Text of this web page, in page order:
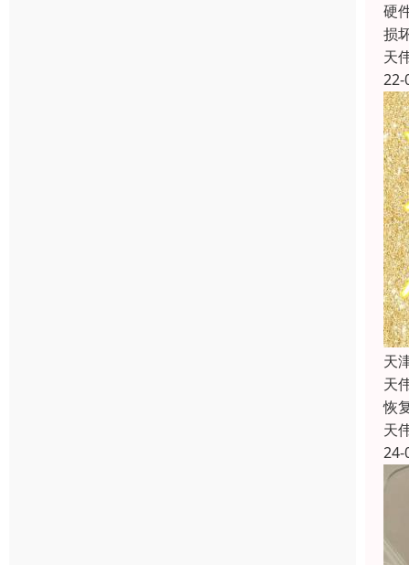
硬
损
天
22-
天
天
恢
天
24-